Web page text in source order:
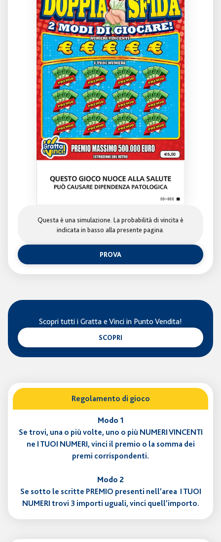
Questa è una simulazione. La probabilità di vincita è
indicata in basso alla presente pagina.
PROVA
Scopri tutti i Gratta e Vinci in Punto Vendita!
SCOPRI
Regolamento di gioco
Modo 1
Se trovi, una o più volte, uno o più NUMERI VINCENTI
ne I TUOI NUMERI, vinci il premio o la somma dei
premi corrispondenti.
Modo 2
Se sotto le scritte PREMIO presenti nell’area I TUOI
NUMERI trovi 3 importi uguali, vinci quell’importo.